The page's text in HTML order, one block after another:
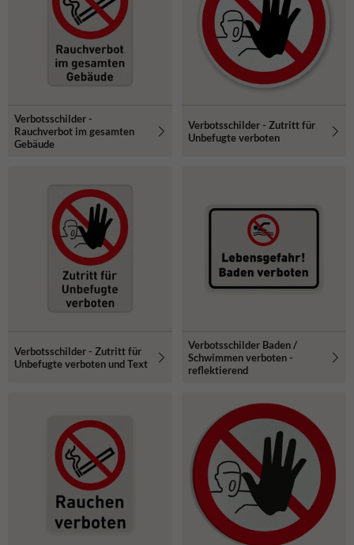
Verbotsschilder -
Rauchverbot im gesamten
Gebäude
Verbotsschilder - Zutritt für
Unbefugte verboten
Verbotsschilder - Zutritt für
Unbefugte verboten und Text
Verbotsschilder Baden /
Schwimmen verboten -
reflektierend